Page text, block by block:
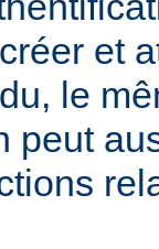
et
le
peut